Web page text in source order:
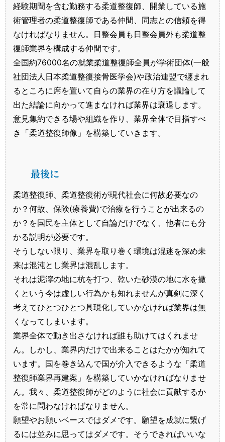
経験期間を含む勤務する柔道整復師、開業している施
術管理者の柔道整復師である仲間、同志との信頼を得
なければなりません。日整会員も日整会員外も柔道整
復師業界を構成する仲間です。
全国約76000名の就業柔道整復師全員が学術団体(一般
社団法人日本柔道整復接骨医学会)や政治連盟で纏まれ
るところに席を置いて自らの業界の在り方を議論して
出た結論に向かって進まなければ業界は衰退します。
意見集約できる場や組織を作り、業界全体で目指すべ
き「柔道整復師像」を構築していきます。
最後に
柔道整復師、柔道整復術が現代社会に何故必要なの
か？何故、保険(療養費)で治療を行うことが出来るの
か？を国民を主体として自論だけでなく、他者にも分
かる説明が必要です。
そうしない限り、業界を取り巻く環境は混迷を深め未
来は混沌とし業界は混乱します。
それは泥濘の地に杭を打つ、乾いた砂漠の地に水を撒
くという今は虚しい行為かも知れませんが真剣に深く
考えてひとつひとつ具現化していかなければ業界は無
くなってしまいます。
業界全体で動き出さなければ誰も助けてはくれませ
ん。しかし、業界内だけで出来ることはたかが知れて
います。国を巻き込んで国が介入できるような「柔道
整復師業界再建案」を構築していかなければなりませ
ん。我々、柔道整復師がどのように社会に貢献するか
を常に問わなければなりません。
願望やお願いベースではダメです。願望を成就に繋げ
るには並みに思ってはダメです。そうできればいいな